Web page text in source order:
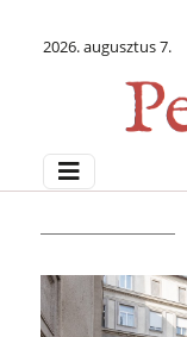
2026. augusztus 7.